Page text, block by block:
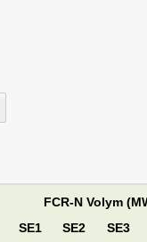
FCR-N Volym
SE1 SE2 SE3